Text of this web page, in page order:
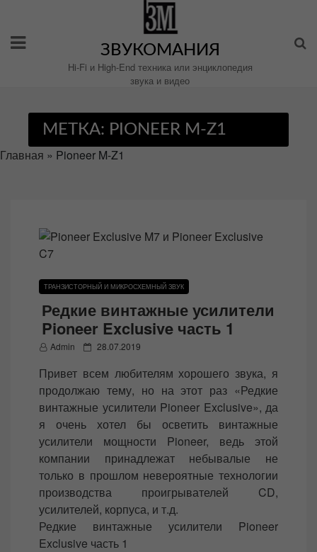
содержимому
ЗВУКОМАНИЯ
Hi-Fi и High-End техника или энциклопедия
звука и видео
МЕТКА: PIONEER M-Z1
Главная » Pioneer M-Z1
ТРАНЗИСТОРНЫЙ И МИКРОСХЕМНЫЙ ЗВУК
Редкие винтажные усилители
Pioneer Exclusive часть 1
Admin
P
s
t
e
o
28.07.2019
Привет всем любителям хорошего звука, я
продолжаю тему, но на этот раз «Редкие
винтажные усилители Pioneer Exclusive», да
я очень хотел бы осветить винтажные
усилители мощности Pioneer, ведь этой
компании принадлежат небывалые не
только в прошлом невероятные технологии
производства проигрывателей CD,
усилителей, корпуса, и т.д.
Редкие винтажные усилители Pioneer
Exclusive часть 1